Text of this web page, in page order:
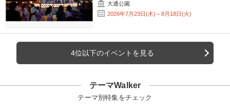
大通公園
2026年7月23日(木)～8月18日(火)
4位以下のイベントを見る
テーマWalker
テーマ別特集をチェック